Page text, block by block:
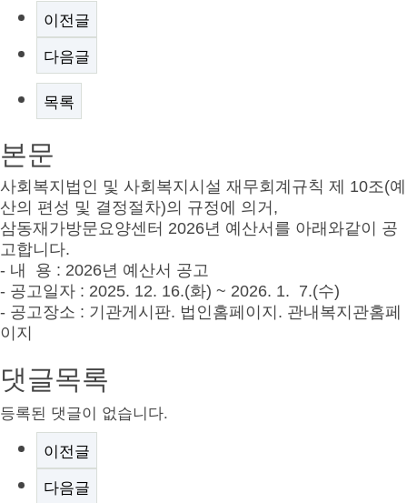
이전글
다음글
목록
본문
사회복지법인 및 사회복지시설 재무회계규칙 제 10조(예
산의 편성 및 결정절차)의 규정에 의거,
삼동재가방문요양센터 2026년 예산서를 아래와같이 공
고합니다.
- 내 용 : 2026년 예산서 공고
- 공고일자 : 2025. 12. 16.(화) ~ 2026. 1. 7.(수)
- 공고장소 : 기관게시판. 법인홈페이지. 관내복지관홈페
이지
댓글목록
등록된 댓글이 없습니다.
이전글
다음글